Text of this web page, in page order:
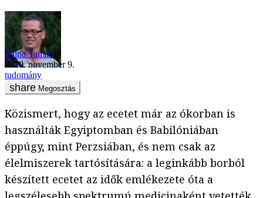
Vajna Tamás
2020. november 9.
tudomány
Megosztás
Közismert, hogy az ecetet már az ókorban is
használták Egyiptomban és Babilóniában
éppúgy, mint Perzsiában, és nem csak az
élelmiszerek tartósítására: a leginkább borból
készített ecetet az idők emlékezete óta a